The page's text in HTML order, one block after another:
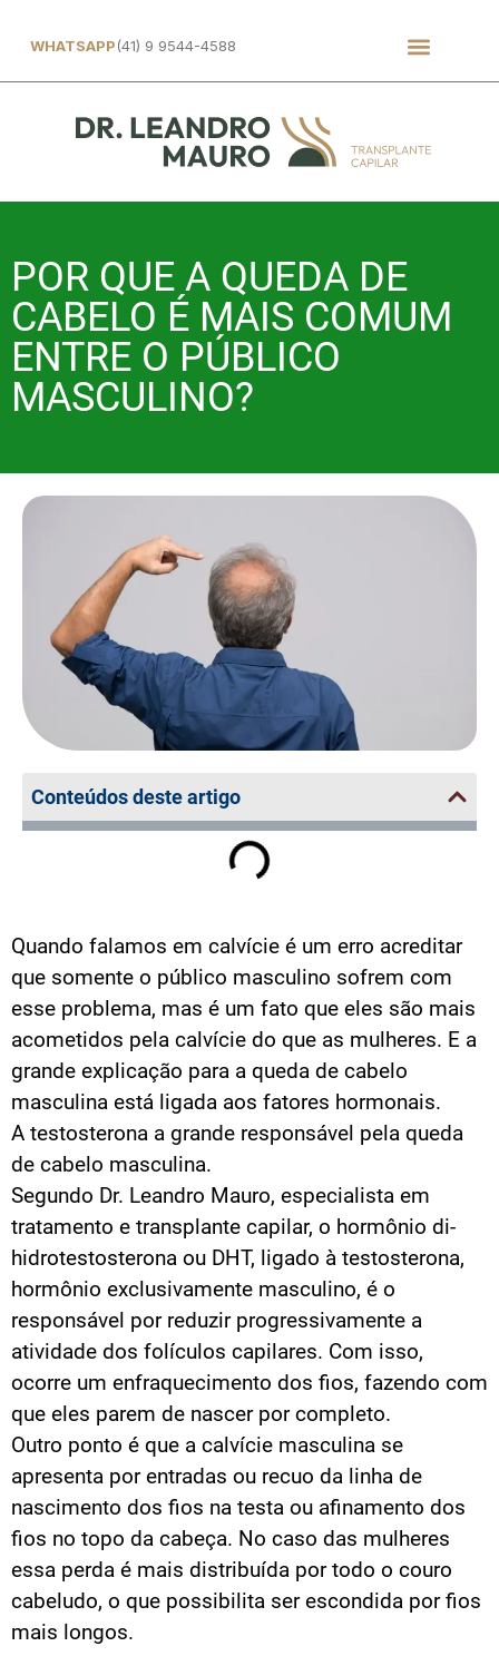
WHATSAPP(41) 9 9544-4588
POR QUE A QUEDA DE
CABELO É MAIS COMUM
ENTRE O PÚBLICO
MASCULINO?
Conteúdos deste artigo
Quando falamos em calvície é um erro acreditar
que somente o público masculino sofrem com
esse problema, mas é um fato que eles são mais
acometidos pela calvície do que as mulheres. E a
grande explicação para a queda de cabelo
masculina está ligada aos fatores hormonais.
A testosterona a grande responsável pela queda
de cabelo masculina.
Segundo Dr. Leandro Mauro, especialista em
tratamento e transplante capilar, o hormônio di-
hidrotestosterona ou DHT, ligado à testosterona,
hormônio exclusivamente masculino, é o
responsável por reduzir progressivamente a
atividade dos folículos capilares. Com isso,
ocorre um enfraquecimento dos fios, fazendo com
que eles parem de nascer por completo.
Outro ponto é que a calvície masculina se
apresenta por entradas ou recuo da linha de
nascimento dos fios na testa ou afinamento dos
fios no topo da cabeça. No caso das mulheres
essa perda é mais distribuída por todo o couro
cabeludo, o que possibilita ser escondida por fios
mais longos.